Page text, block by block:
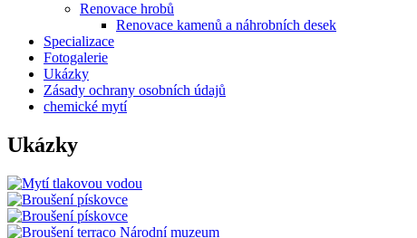
Renovace hrobů
Renovace kamenů a náhrobních desek
Specializace
Fotogalerie
Ukázky
Zásady ochrany osobních údajů
chemické mytí
Ukázky